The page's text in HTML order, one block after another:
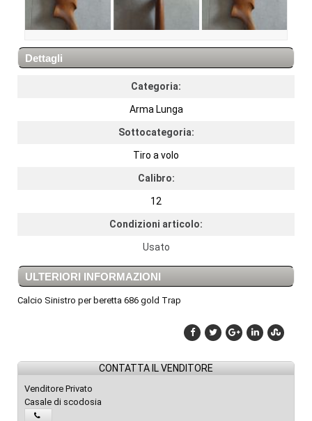
Dettagli
Categoria:
Arma Lunga
Sottocategoria:
Tiro a volo
Calibro:
12
Condizioni articolo:
Usato
ULTERIORI INFORMAZIONI
Calcio Sinistro per beretta 686 gold Trap
CONTATTA IL VENDITORE
Venditore Privato
Casale di scodosia